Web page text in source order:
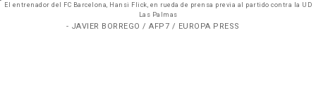
El entrenador del FC Barcelona, Hansi Flick, en rueda de prensa previa al partido contra la UD
Las Palmas
- JAVIER BORREGO / AFP7 / EUROPA PRESS